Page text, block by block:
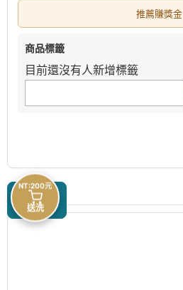
推薦賺獎金
商品標籤
目前還沒有人新增標籤
商品描述
NT:200元
送洗